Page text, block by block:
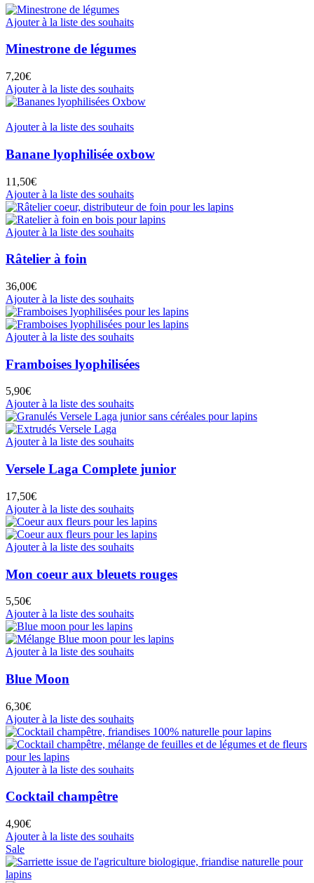
Ajouter à la liste des souhaits
Minestrone de légumes
7,20€
Ajouter à la liste des souhaits
Ajouter à la liste des souhaits
Banane lyophilisée oxbow
11,50€
Ajouter à la liste des souhaits
Ajouter à la liste des souhaits
Râtelier à foin
36,00€
Ajouter à la liste des souhaits
Ajouter à la liste des souhaits
Framboises lyophilisées
5,90€
Ajouter à la liste des souhaits
Ajouter à la liste des souhaits
Versele Laga Complete junior
17,50€
Ajouter à la liste des souhaits
Ajouter à la liste des souhaits
Mon coeur aux bleuets rouges
5,50€
Ajouter à la liste des souhaits
Ajouter à la liste des souhaits
Blue Moon
6,30€
Ajouter à la liste des souhaits
Ajouter à la liste des souhaits
Cocktail champêtre
4,90€
Ajouter à la liste des souhaits
Sale